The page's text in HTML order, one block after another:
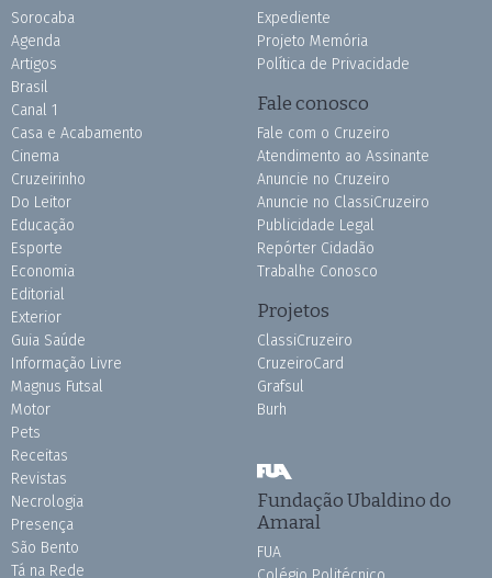
Sorocaba
Agenda
Artigos
Brasil
Canal 1
Casa e Acabamento
Cinema
Cruzeirinho
Do Leitor
Educação
Esporte
Economia
Editorial
Exterior
Guia Saúde
Informação Livre
Magnus Futsal
Motor
Pets
Receitas
Revistas
Necrologia
Presença
São Bento
Tá na Rede
Expediente
Projeto Memória
Política de Privacidade
Fale conosco
Fale com o Cruzeiro
Atendimento ao Assinante
Anuncie no Cruzeiro
Anuncie no ClassiCruzeiro
Publicidade Legal
Repórter Cidadão
Trabalhe Conosco
Projetos
ClassiCruzeiro
CruzeiroCard
Grafsul
Burh
Fundação Ubaldino do
Amaral
FUA